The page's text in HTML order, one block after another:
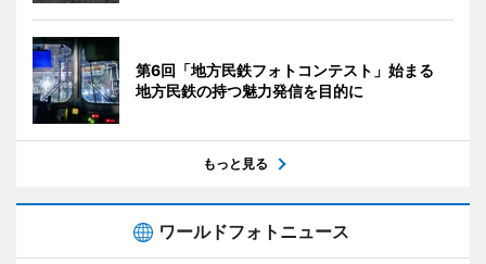
第6回「地方民鉄フォトコンテスト」始まる
地方民鉄の持つ魅力発信を目的に
もっと見る
ワールドフォトニュース